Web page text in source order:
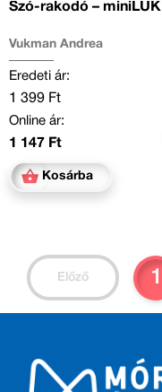
Szó-rakodó – miniLÜK
Vukman Andrea
Eredeti ár:
1 399 Ft
Online ár:
1 147 Ft
Kosárba
Előző 1